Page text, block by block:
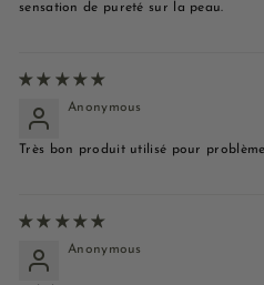
sensation de pureté sur la peau.
Anonymous
Très bon produit utilisé pour
Anonymous